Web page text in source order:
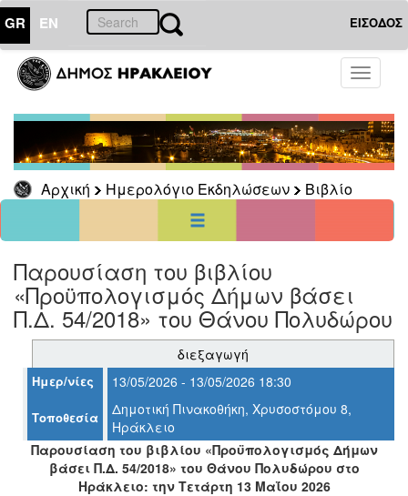
GR EN ΕΙΣΟΔΟΣ
Toggle
Αρχική Ημερολόγιο Εκδηλώσεων Βιβλίο
01Αύγουστος
2026
Τρι Τετ Πεμ Παρ Σαβ
1
2
9
10 11 12 13 14
15
22
<<
σήμερα >>
ΗΜΕΡΟΛΟΓΙΟ
ΕΚΔΗΛΩΣΕΩΝ
Αρχείο
Παρουσίαση του βιβλίου
«Προϋπολογισμός Δήμων βάσει
Π.Δ. 54/2018» του Θάνου Πολυδώρου
διεξαγωγή
Ημερ/νίες 13/05/2026 - 13/05/2026 18:30
Τοποθεσία
Δημοτική Πινακοθήκη, Χρυσοστόμου 8,
Ηράκλειο
Παρουσίαση του βιβλίου «Προϋπολογισμός Δήμων
βάσει Π.Δ. 54/2018» του Θάνου Πολυδώρου στο
Ηράκλειο: την Τετάρτη 13 Μαΐου 2026